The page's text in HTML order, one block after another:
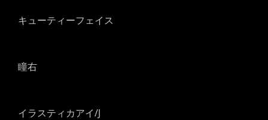
キューティーフェイス
瞳右
イラスティカアイ/J